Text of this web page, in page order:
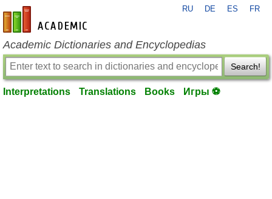
en-academic.com
RU DE ES FR
Academic Dictionaries and Encyclopedias
Search!
Interpretations Translations Books Игры ⚽